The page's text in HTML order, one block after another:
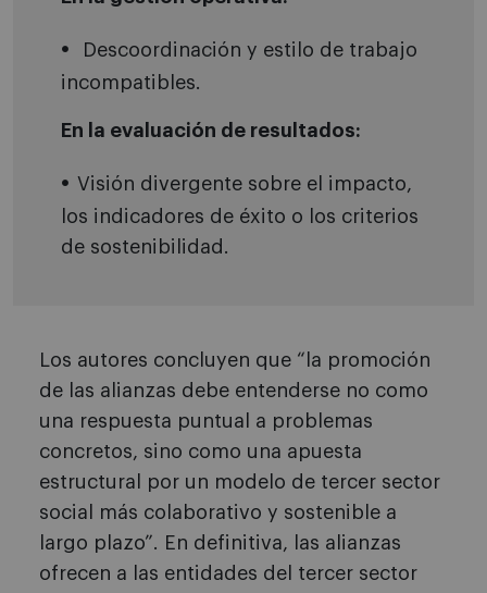
Descoordinación y estilo de trabajo
incompatibles.
En la evaluación de resultados:
Visión divergente sobre el impacto,
los indicadores de éxito o los criterios
de sostenibilidad.
Los autores concluyen que “la promoción
de las alianzas debe entenderse no como
una respuesta puntual a problemas
concretos, sino como una apuesta
estructural por un modelo de tercer sector
social más colaborativo y sostenible a
largo plazo”. En definitiva, las alianzas
ofrecen a las entidades del tercer sector